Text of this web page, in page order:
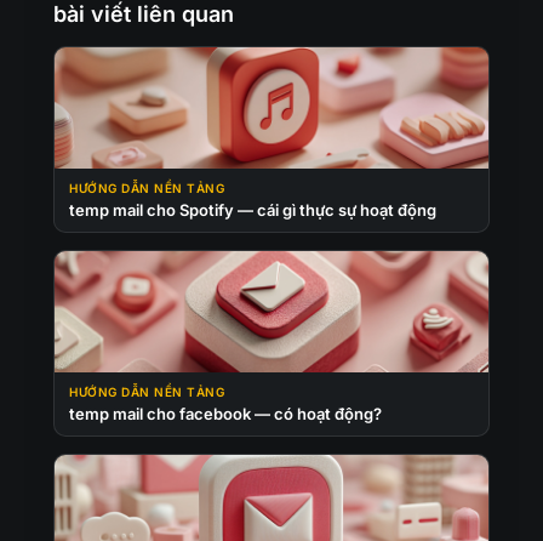
bài viết liên quan
HƯỚNG DẪN NỀN TẢNG
temp mail cho Spotify — cái gì thực sự hoạt động
HƯỚNG DẪN NỀN TẢNG
temp mail cho facebook — có hoạt động?